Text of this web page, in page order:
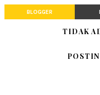
BLOGGER
TIDAK